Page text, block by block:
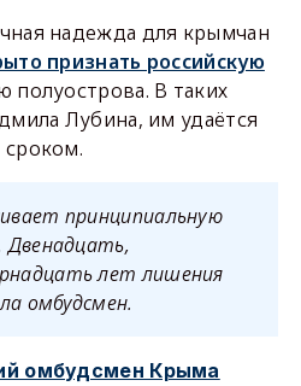
надежда для крымчан
признать российскую
полуострова. В таких
Лубина, им удаётся
сроком.
принципиальную
лет лишения
омбудсмен.
омбудсмен Крыма